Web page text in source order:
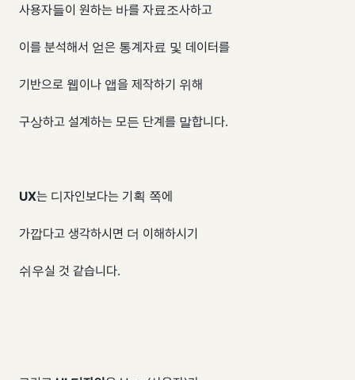
사용자들이 원하는 바를 자료조사하고
이를 분석해서 얻은 통계자료 및 데이터를
기반으로 웹이나 앱을 제작하기 위해
구상하고 설계하는 모든 단계를 말합니다.
UX는 디자인보다는 기획 쪽에
가깝다고 생각하시면 더 이해하시기
쉬우실 것 같습니다.